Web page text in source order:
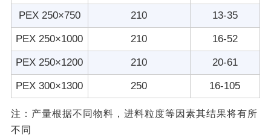
PEX 250×750 210 13-35
PEX 250×1000 210 16-52
PEX 250×1200 210 20-61
PEX 300×1300 250 16-105
注：产量根据不同物料，进料粒度等因素其结果将有所
不同